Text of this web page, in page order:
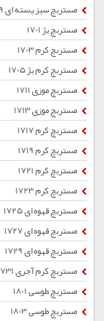
مستربچ سبز پسته ای 1619
مستربچ بژ 1701
مستربچ کرم 1703
مستربچ کرم بژ 1705
مستربچ موزی 1711
مستربچ موزی 1713
مستربچ کرم 1717
مستربچ کرم 1719
مستربچ کرم 1721
مستربچ کرم 1723
مستربچ قهوه ای 1725
مستربچ قهوه ای 1727
مستربچ قهوه ای 1729
مستربچ کرم آجری 1731
مستربچ طوسی 1801
مستربچ طوسی 1803